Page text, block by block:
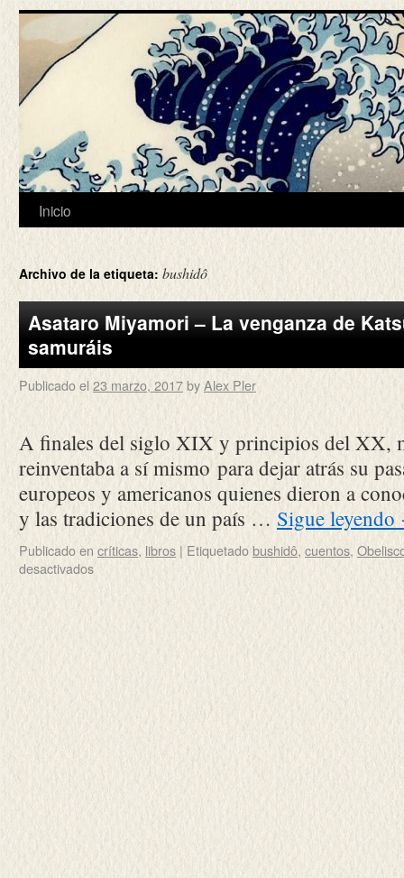
Inicio
Archivo de la etiqueta: bushidô
Asataro Miyamori – La venganza de
samuráis
Publicado el 23 marzo, 2017byAlex Pler
A finales del siglo XIX y principios del XX,
reinventaba a sí mismo para dejar atrás su
europeos y americanos quienes dieron a
y las tradiciones de un país …Sigue leyendo
Publicado en críticas, libros | Etiquetadobushidô, cuentos,
desactivados